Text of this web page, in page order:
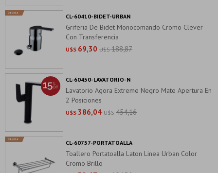
Griferia De Bidet Monocomando Cromo Clever
Con Transferencia
U$S 69,30 U$S 188,87
CL-60410-BIDET-URBAN
Lavatorio Agora Extreme Negro Mate Apertura En
2 Posiciones
U$S 386,04 U$S 454,16
CL-60450-LAVATORIO-N
Toallero Portatoalla Laton Linea Urban Color
Cromo Brillo
CL-60757-PORTATOALLA